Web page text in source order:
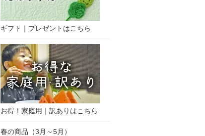
ギフト｜プレゼントはこちら
お得！家庭用｜訳ありはこちら
春の商品（3月～5月）